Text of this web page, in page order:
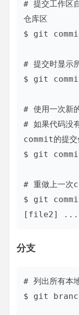
# 提交工作区
仓库区
$ git
# 提交时显
$ git
# 使用一次新
# 如果代码没
commit的提交
$ git
# 重做上一次
$ git
分支
# 列出所有本
$ git